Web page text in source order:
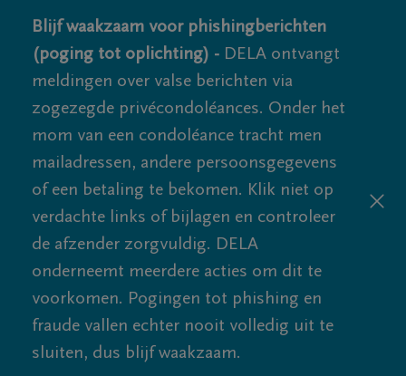
Blijf waakzaam voor phishingberichten
(poging tot oplichting) - DELA ontvangt
meldingen over valse berichten via
zogezegde privécondoléances. Onder het
mom van een condoléance tracht men
mailadressen, andere persoonsgegevens
of een betaling te bekomen. Klik niet op
verdachte links of bijlagen en controleer
de afzender zorgvuldig. DELA
onderneemt meerdere acties om dit te
voorkomen. Pogingen tot phishing en
fraude vallen echter nooit volledig uit te
sluiten, dus blijf waakzaam.